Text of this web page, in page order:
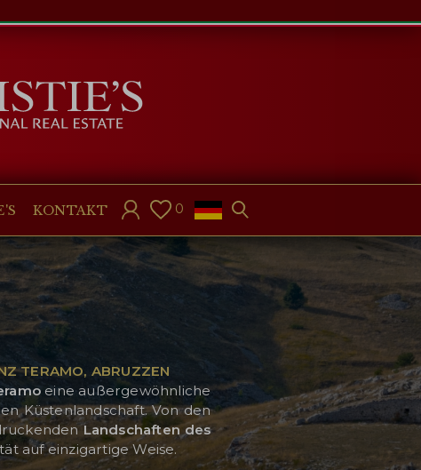
KONTAKT 0
TERAMO, ABRUZZEN
eine außergewöhnliche
Küstenlandschaft. Von den
Landschaften des
auf einzigartige Weise.